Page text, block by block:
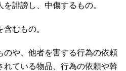
を誹謗し、中傷するもの。
むもの。
のや、他者を害する行為の依頼
れている物品、行為の依頼や斡